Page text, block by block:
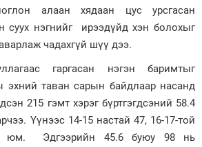
алаан хядаан цус урсгасан
суух нэгнийг ирээдүйд хэн болохыг
чадахгүй шүү дээ.
гаргасан нэгэн баримтыг
эхний таван сарын байдлаар насанд
215 гэмт хэрэг бүртгэгдсэний 58.4
Үүнээс 14-15 настай 47, 16-17-той
юм. Эдгээрийн 45.6 буюу 98 нь